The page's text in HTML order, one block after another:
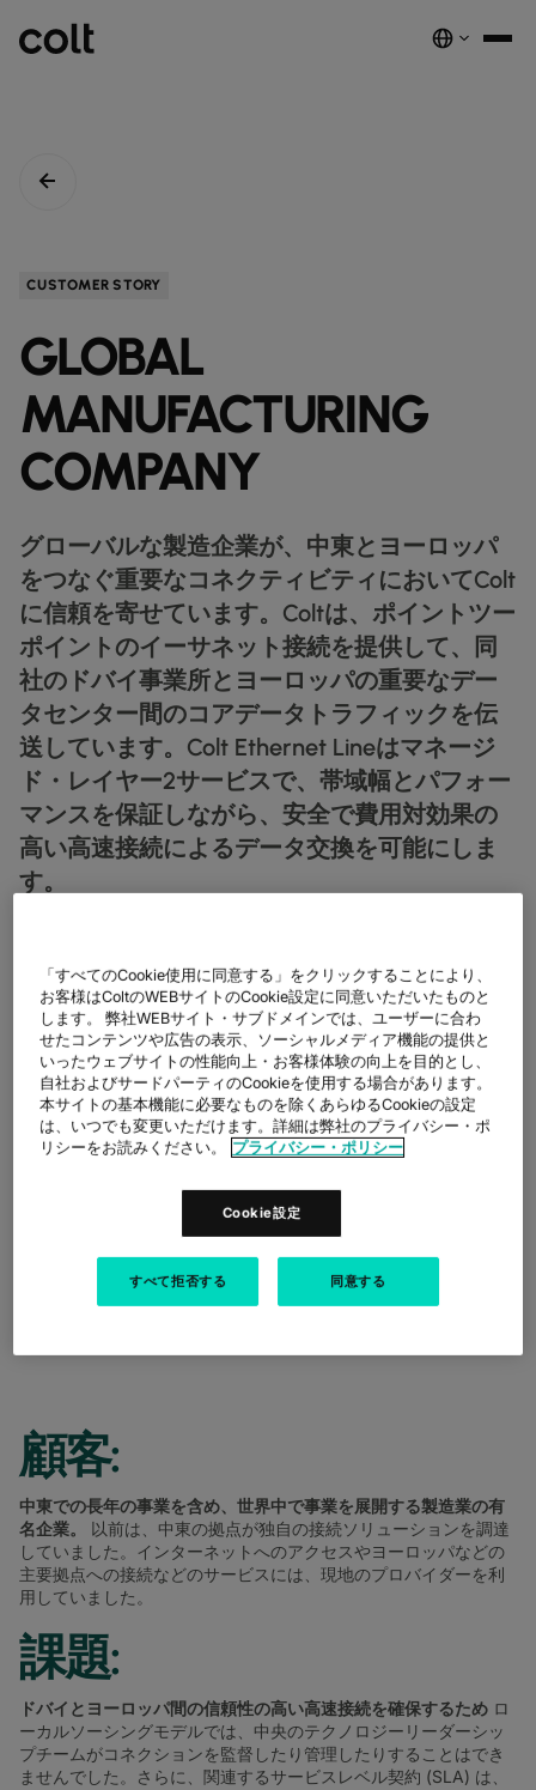
ダークファイバー
COLT WAVE(専用線)
卸売SIP
詳しく見る
ネットワークマップ
docs データシート
handshake パートナー
balance キャピタル・マーケット
warehouse ホールセール & ハイパースケーラー
デジタルエコシステムを、安全でインテリジェントな単一プラットフ
詳しく見る
NETWORK-AS-A-SERVICE
イーサネット
専用インターネットアクセス
デジタル分野の導入事例
storefront リテール(小売)
monitor キャピタル・マーケット
3p 通信
実績と成果
ン。
ソリューション
home_work 職場環境を変革する
cable インフラの最適化を実現
業種別
forklift 製造業
pill 製薬
storefront リテール(小売)
shield 防衛
delivery_truck_speed 運輸・物流
ラックコロケーション
ケージコロケーション
globe_book IP トランジット
クラウド接続サービス
AAS (オンデマンドサービス)
WANサービス​
IP VPN
CPE ソリューション
SD-WAN + SASE
マネージドLAN​
COLTのネットワーク​
fingerprint 会社概要
home 事業内容
map COLTのネットワーク
newsmode インサイト
auto_stories 顧客事例
news
network_intelligence ドキュメンテーション
docs データシート
podcasts ニュースレター
network_check ネットワークステータス
CUSTOMER STORY
GLOBAL
MANUFACTURING
COMPANY
グローバルな製造企業が、中東とヨーロッパ
をつなぐ重要なコネクティビティにおいてColt
に信頼を寄せています。Coltは、ポイントツー
ポイントのイーサネット接続を提供して、同
社のドバイ事業所とヨーロッパの重要なデー
タセンター間のコアデータトラフィックを伝
送しています。Colt Ethernet Lineはマネージ
ド・レイヤー2サービスで、帯域幅とパフォー
マンスを保証しながら、安全で費用対効果の
高い高速接続によるデータ交換を可能にしま
す。
MANUFACTURING
CHALLENGE
ドバイとヨーロッパ間の信頼性の高い高速接続を確保するため
SOLUTIONS
OPTIMISE NETWORK INFRASTRUCTURE
顧客:
中東での長年の事業を含め、世界中で事業を展開する製造業の有
名企業。
以前は、中東の拠点が独自の接続ソリューションを調達
していました。インターネットへのアクセスやヨーロッパなどの
主要拠点への接続などのサービスには、現地のプロバイダーを利
用していました。
課題:
ドバイとヨーロッパ間の信頼性の高い高速接続を確保するため ロ
ーカルソーシングモデルでは、中央のテクノロジーリーダーシッ
プチームがコネクションを監督したり管理したりすることはでき
ませんでした。さらに、関連するサービスレベル契約 (SLA) は、
「すべてのCookie使用に同意する」をクリックすることにより、
お客様はColtのWEBサイトのCookie設定に同意いただいたものと
します。 弊社WEBサイト・サブドメインでは、ユーザーに合わ
せたコンテンツや広告の表示、ソーシャルメディア機能の提供と
いったウェブサイトの性能向上・お客様体験の向上を目的とし、
自社およびサードパーティのCookieを使用する場合があります。
本サイトの基本機能に必要なものを除くあらゆるCookieの設定
は、いつでも変更いただけます。詳細は弊社のプライバシー・ポ
リシーをお読みください。
プライバシー・ポリシー
Cookie設定
すべて拒否する 同意する